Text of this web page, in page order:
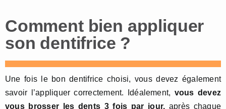
Comment bien appliquer
son dentifrice ?
Une fois le bon dentifrice choisi, vous devez également
savoir l’appliquer correctement. Idéalement, vous devez
vous brosser les dents 3 fois par jour, après chaque